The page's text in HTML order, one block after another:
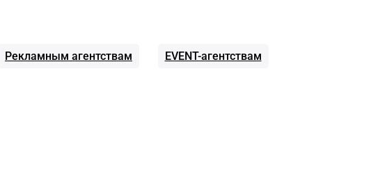
Рекламным агентствам EVENT-агентствам